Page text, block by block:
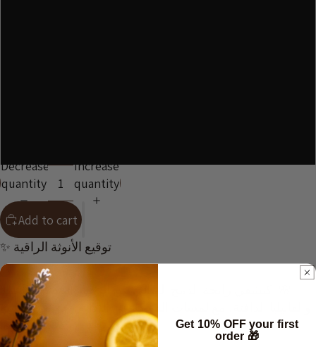
Decrease
quantity
Increase
quantity
Add to cart
توقيع الأنوثة الراقية ✨
🌸 اكتشفي رائحة الدمج المثالي بين الزهور البيضاء الناعمة
والفانيليا الدافئة، مع لمسات الفواكه في البداية وخواتيم خشبية
مسكية فاخرة.
Get 10% OFF your first
order 🎁